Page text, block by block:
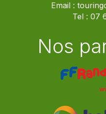
Email :
Tel : 07
Nos